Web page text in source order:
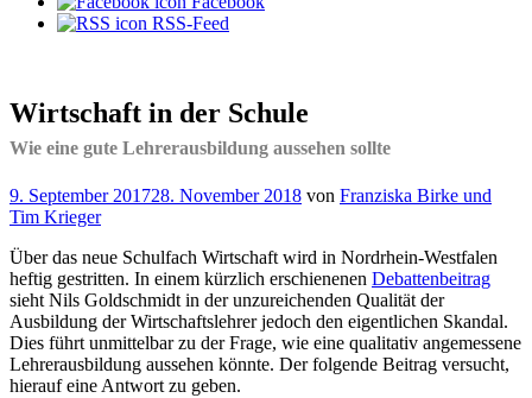
RSS-Feed
Wirtschaft in der Schule
Wie eine gute Lehrerausbildung aussehen sollte
Veröffentlicht
am
9. September 201728. November 2018 von Franziska Birke und
Tim Krieger
Über das neue Schulfach Wirtschaft wird in Nordrhein-Westfalen
heftig gestritten. In einem kürzlich erschienenen Debattenbeitrag
sieht Nils Goldschmidt in der unzureichenden Qualität der
Ausbildung der Wirtschaftslehrer jedoch den eigentlichen Skandal.
Dies führt unmittelbar zu der Frage, wie eine qualitativ angemessene
Lehrerausbildung aussehen könnte. Der folgende Beitrag versucht,
hierauf eine Antwort zu geben.